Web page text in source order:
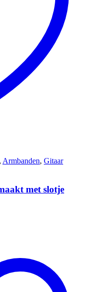
, Armbanden, Gitaar
met slotje